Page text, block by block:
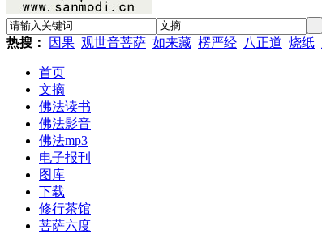
热搜： 因果 观世音菩萨 如来藏 楞严经 八正道 烧纸
首页
文摘
佛法读书
佛法影音
佛法mp3
电子报刊
图库
下载
修行茶馆
菩萨六度